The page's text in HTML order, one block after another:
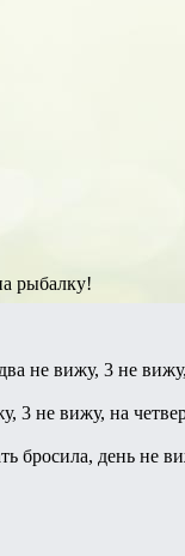
рыбалку!
не вижу, 3 не
3 не вижу, на
бросила, день не